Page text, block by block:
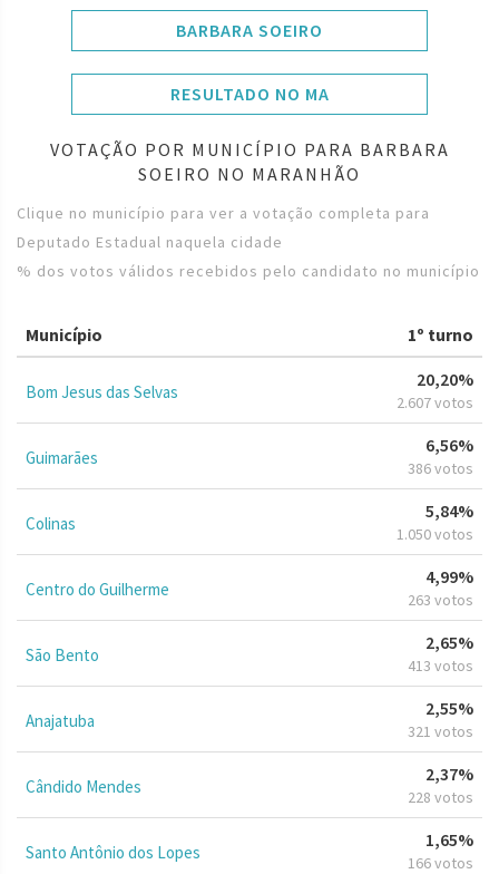
BARBARA SOEIRO
RESULTADO NO MA
VOTAÇÃO POR MUNICÍPIO PARA BARBARA
SOEIRO NO MARANHÃO
Clique no município para ver a votação completa para
Deputado Estadual naquela cidade
% dos votos válidos recebidos pelo candidato no município
Município 1º turno
Bom Jesus das Selvas
20,20%
2.607 votos
Guimarães
6,56%
386 votos
Colinas
5,84%
1.050 votos
Centro do Guilherme
4,99%
263 votos
São Bento
2,65%
413 votos
Anajatuba
2,55%
321 votos
Cândido Mendes
2,37%
228 votos
Santo Antônio dos Lopes
1,65%
166 votos